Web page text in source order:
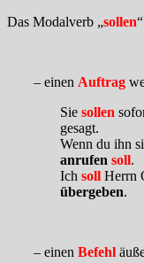
Das Modalverb „sollen
– einen Auftrag
Sie sollen
gesagt.
Wenn du ihn
anrufen soll.
Ich soll Herrn
übergeben.
– einen Befehl